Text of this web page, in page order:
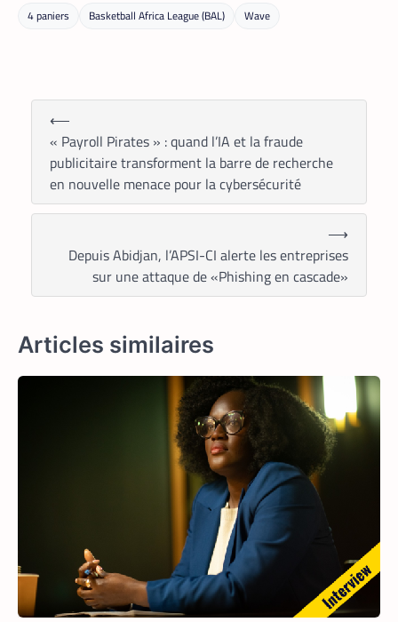
4 paniers Basketball Africa League (BAL) Wave
⟵
« Payroll Pirates » : quand l’IA et la fraude
publicitaire transforment la barre de recherche
en nouvelle menace pour la cybersécurité
Depuis Abidjan, l’APSI-CI alerte les entreprises
sur une attaque de «Phishing en cascade»
⟶
Articles similaires
refroidissement dans un data center à
À près de 70 ans, le doyen des coursiers-
partenaires Yango s’est imposé comme
l’un des meilleurs
14 mai 2026
Il n’a pas l’âge de s’arrêter. La
soixantaine revolue, M. Pani Gnaba
Cauleve Delpech est sans doute le doyen
des coursiers-partenaires de Yango
Food en Côte d’Ivoire. Chaque matin,
depuis son logement de Marcory, il
enfourche son vélo, ouvre l’application
Pro développée spécifiquement pour les